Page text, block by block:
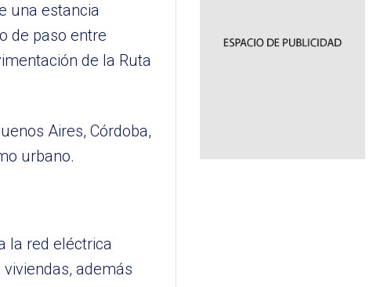
una estancia
de paso entre
de la Ruta
Aires, Córdoba,
urbano.
la red eléctrica
además